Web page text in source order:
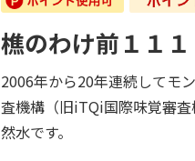
樵のわけ前１１
2006年から20年連続してモ
査機構（旧iTQi国際味覚審
然水です。